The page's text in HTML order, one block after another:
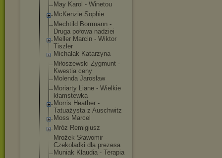
May Karol - Winetou
McKenzie Sophie
Mechtild Borrmann -
Druga połowa nadziei
Meller Marcin - Wiktor
Tiszler
Michalak Katarzyna
Miłoszewski Zygmunt -
Kwestia ceny
Molenda Jarosław
Moriarty Liane - Wielkie
kłamstewka
Morris Heather -
Tatuażysta z Auschwitz
Moss Marcel
Mróz Remigiusz
Mrożek Sławomir -
Czekoladki dla prezesa
Muniak Klaudia - Terapia